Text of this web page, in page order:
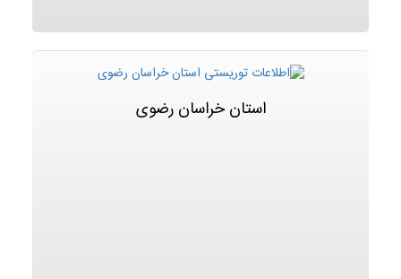
استان خراسان رضوی